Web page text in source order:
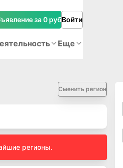
за 0 рубВойти
Еще
Сменить регион
регионы.